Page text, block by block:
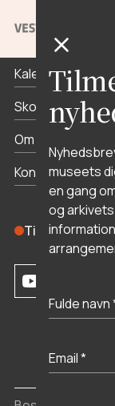
Priser og
Kalender
Skoletjenesten
Om museet
Kontakt
Tilmeld dig
museets
en gang
og